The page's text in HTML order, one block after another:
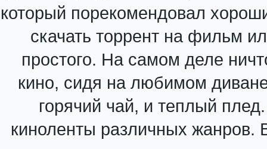
который порекомендовал
скачать торрент на фильм
простого. На самом деле
кино, сидя на любимом
горячий чай, и теплый
киноленты различных жанров.